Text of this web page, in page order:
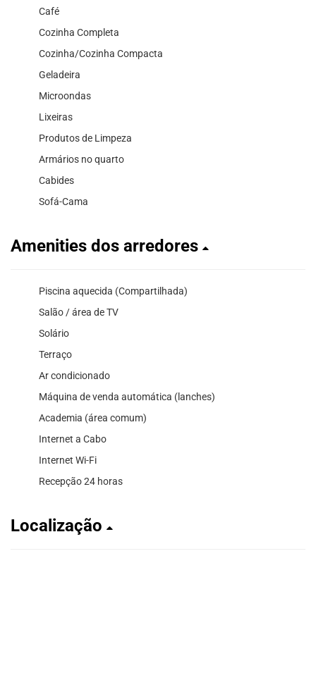
Café
Cozinha Completa
Cozinha/Cozinha Compacta
Geladeira
Microondas
Lixeiras
Produtos de Limpeza
Armários no quarto
Cabides
Sofá-Cama
Amenities dos arredores
Piscina aquecida (Compartilhada)
Salão / área de TV
Solário
Terraço
Ar condicionado
Máquina de venda automática (lanches)
Academia (área comum)
Internet a Cabo
Internet Wi-Fi
Recepção 24 horas
Localização